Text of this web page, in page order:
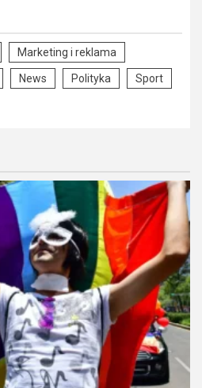
Marketing i reklama
News Polityka Sport